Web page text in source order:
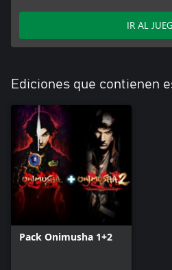
IR AL
Ediciones que contienen
Pack Onimusha 1+2